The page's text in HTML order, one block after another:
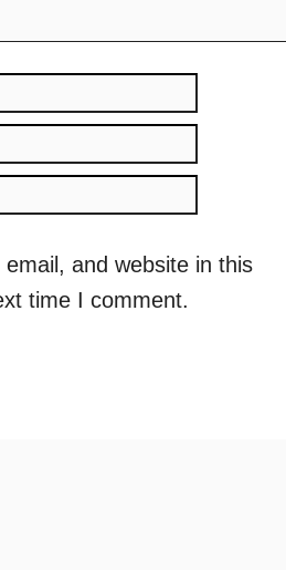
and website in this
time I comment.